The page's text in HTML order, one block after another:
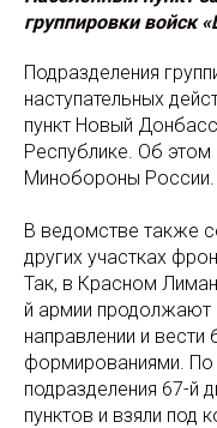
группировки войск
Подразделения
наступательных
пункт Новый
Республике. Об
Минобороны России.
В ведомстве также
других участках
Так, в Красном
й армии продолжают
направлении и вести
формированиями.
подразделения 67-й
пунктов и взяли под